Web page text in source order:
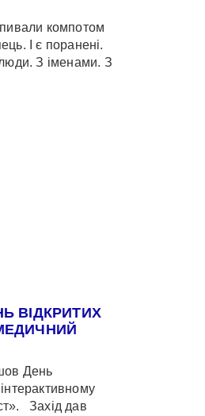
компотом
І є поранені.
З іменами. З
ВІДКРИТИХ
День
Захід дав